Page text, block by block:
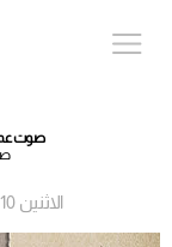
صوت
الاثنين 10 أغسطس 2026 م - 26 صفر 1448 هـ